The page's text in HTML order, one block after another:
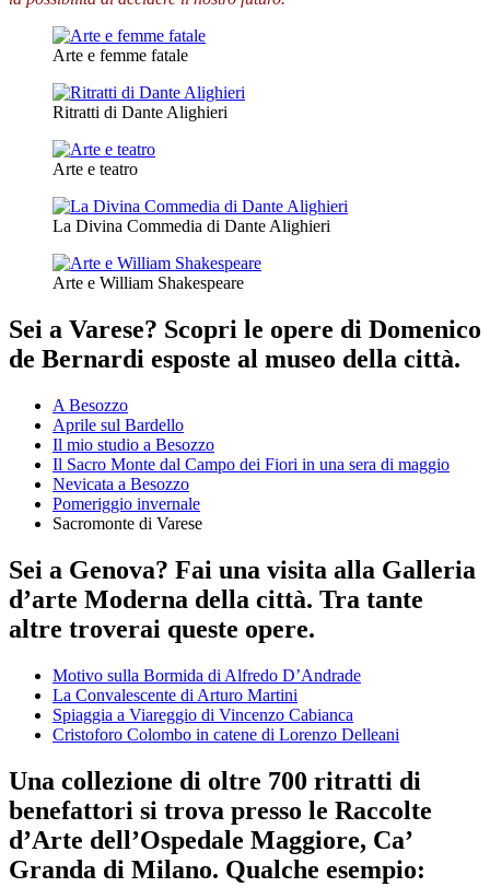
Arte e femme fatale
Ritratti di Dante Alighieri
Arte e teatro
La Divina Commedia di Dante Alighieri
Arte e William Shakespeare
Sei a Varese? Scopri le opere di Domenico
de Bernardi esposte al museo della città.
A Besozzo
Aprile sul Bardello
Il mio studio a Besozzo
Il Sacro Monte dal Campo dei Fiori in una sera di maggio
Nevicata a Besozzo
Pomeriggio invernale
Sacromonte di Varese
Sei a Genova? Fai una visita alla Galleria
d’arte Moderna della città. Tra tante
altre troverai queste opere.
Motivo sulla Bormida di Alfredo D’Andrade
La Convalescente di Arturo Martini
Spiaggia a Viareggio di Vincenzo Cabianca
Cristoforo Colombo in catene di Lorenzo Delleani
Una collezione di oltre 700 ritratti di
benefattori si trova presso le Raccolte
d’Arte dell’Ospedale Maggiore, Ca’
Granda di Milano. Qualche esempio: